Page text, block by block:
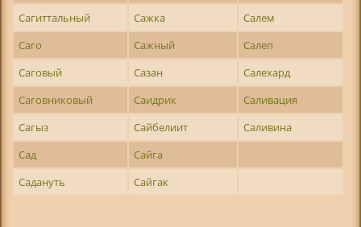
Сагиттальный
Сажка
Салем
Саго
Сажный
Салеп
Саговый
Сазан
Салехард
Саговниковый
Саидрик
Саливация
Сагыз
Сайбелиит
Саливина
Сад
Сайга
Садануть
Сайгак